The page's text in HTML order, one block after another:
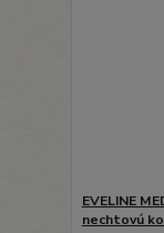
EVELINE
nechtovú